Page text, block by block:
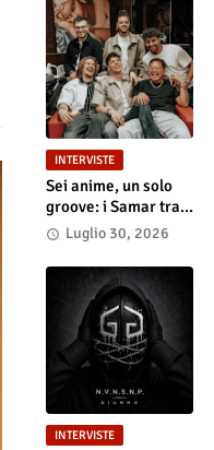
INTERVISTE
Sei anime, un solo
groove: i Samar tra
la magia del live e i
grandi sogni
Luglio 30, 2026
INTERVISTE